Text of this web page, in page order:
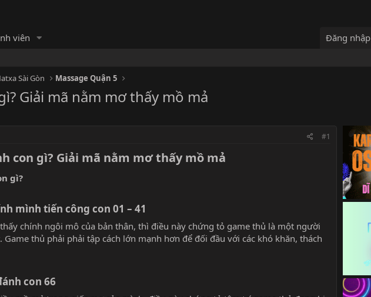
viên Đăng nhập
Sài Gòn Massage Quận 5
Giải mã nằm mơ thấy mồ mả
#1
con gì? Giải mã nằm mơ thấy mồ mả​
mình tiến công con 01 – 41
chính ngôi mô của bản thân, thì điều này chứng tỏ game thủ là một người
Game thủ phải phải tập cách lớn mạnh hơn để đối đầu với các khó khăn, thách
con 66